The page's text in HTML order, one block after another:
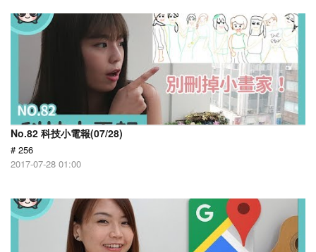
No.82 科技小電報(07/28)
# 256
2017-07-28 01:00